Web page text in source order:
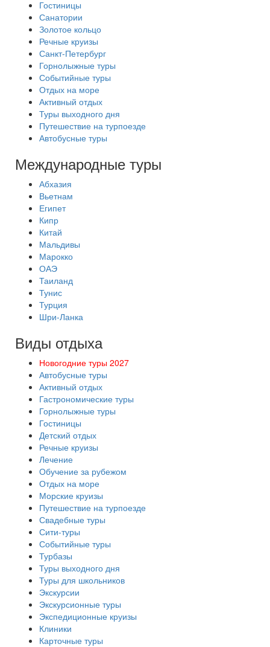
Гостиницы
Санатории
Золотое кольцо
Речные круизы
Санкт-Петербург
Горнолыжные туры
Событийные туры
Отдых на море
Активный отдых
Туры выходного дня
Путешествие на турпоезде
Автобусные туры
Международные туры
Абхазия
Вьетнам
Египет
Кипр
Китай
Мальдивы
Марокко
ОАЭ
Таиланд
Тунис
Турция
Шри-Ланка
Виды отдыха
Новогодние туры 2027
Автобусные туры
Активный отдых
Гастрономические туры
Горнолыжные туры
Гостиницы
Детский отдых
Речные круизы
Лечение
Обучение за рубежом
Отдых на море
Морские круизы
Путешествие на турпоезде
Свадебные туры
Сити-туры
Событийные туры
Турбазы
Туры выходного дня
Туры для школьников
Экскурсии
Экскурсионные туры
Экспедиционные круизы
Клиники
Карточные туры